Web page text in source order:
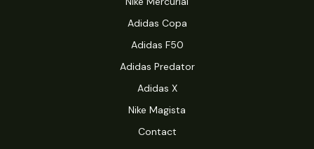
Adidas Copa
Adidas F50
Adidas Predator
Adidas X
Nike Magista
Contact